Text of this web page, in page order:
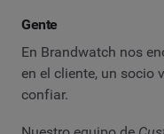
Gente
En Brandwatch nos
en el cliente, un socio
confiar.